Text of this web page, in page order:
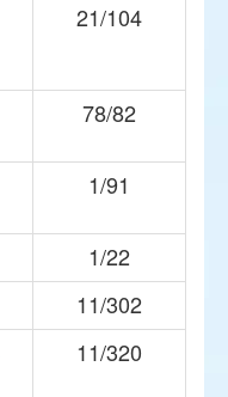
21/104
78/82
1/91
1/22
11/302
11/320